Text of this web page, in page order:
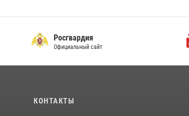
Росгвардия
Официальный сайт
КОНТАКТЫ